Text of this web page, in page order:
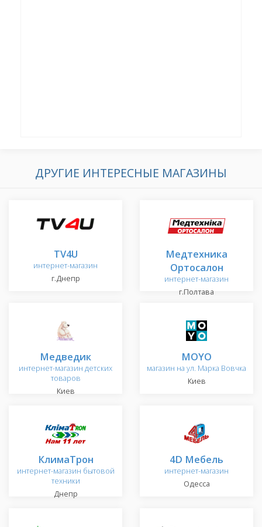
ДРУГИЕ ИНТЕРЕСНЫЕ МАГАЗИНЫ
TV4U
интернет-магазин
г.Днепр
Медтехника
Ортосалон
интернет-магазин
г.Полтава
Медведик
интернет-магазин детских
товаров
Киев
MOYO
магазин на ул. Марка Вовчка
Киев
КлимаТрон
интернет-магазин бытовой
техники
Днепр
4D Мебель
интернет-магазин
Одесса